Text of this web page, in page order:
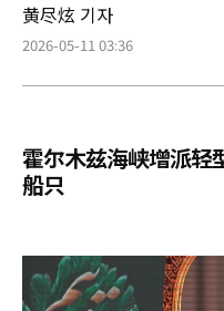
黄尽炫 기자
2026-05-11 03:36
霍尔木兹海峡增派
船只